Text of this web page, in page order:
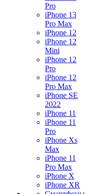
Pro
iPhone 13
Pro Max
iPhone 12
iPhone 12
Mini
iPhone 12
Pro
iPhone 12
Pro Max
iPhone SE
2022
iPhone 11
iPhone 11
Pro
iPhone Xs
Max
iPhone 11
Pro Max
iPhone X
iPhone XR